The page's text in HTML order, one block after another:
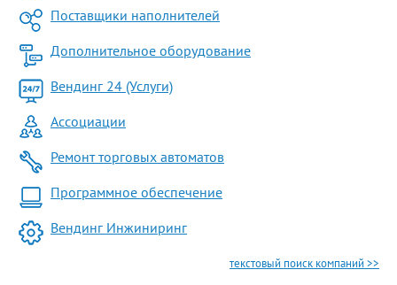
Поставщики наполнителей
Дополнительное оборудование
Вендинг 24 (Услуги)
Ассоциации
Ремонт торговых автоматов
Программное обеспечение
Вендинг Инжиниринг
текстовый поиск компаний >>